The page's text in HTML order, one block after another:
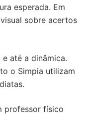
esperada. Em
visual sobre acertos
até a dinâmica.
o Simpia utilizam
professor físico